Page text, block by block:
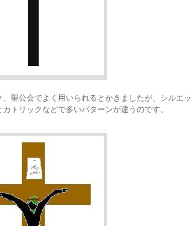
聖公会でよく用いられるとかきましたが、シルエッ
トリックなどで多いパターンが違うのです。